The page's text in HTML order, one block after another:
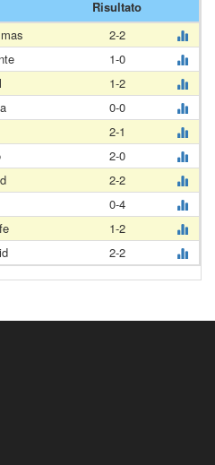
Risultato
2-2
1-0
1-2
0-0
2-1
2-0
2-2
0-4
1-2
2-2